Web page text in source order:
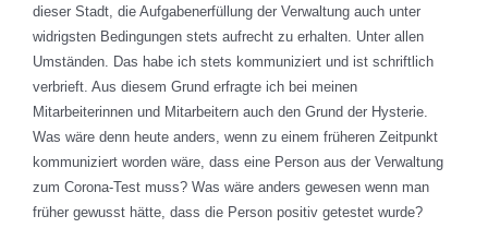
dieser Stadt, die Aufgabenerfüllung der Verwaltung auch unter
widrigsten Bedingungen stets aufrecht zu erhalten. Unter allen
Umständen. Das habe ich stets kommuniziert und ist schriftlich
verbrieft. Aus diesem Grund erfragte ich bei meinen
Mitarbeiterinnen und Mitarbeitern auch den Grund der Hysterie.
Was wäre denn heute anders, wenn zu einem früheren Zeitpunkt
kommuniziert worden wäre, dass eine Person aus der Verwaltung
zum Corona-Test muss? Was wäre anders gewesen wenn man
früher gewusst hätte, dass die Person positiv getestet wurde?